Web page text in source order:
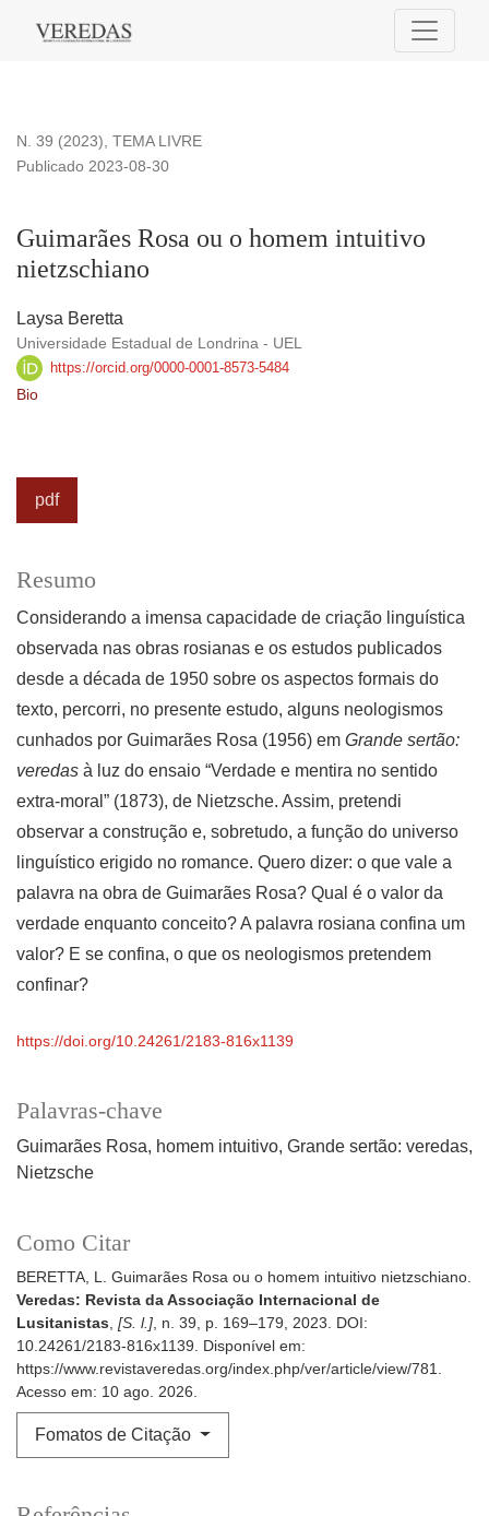
Guimarães Rosa ou o homem intuitivo nietzschiano
N. 39 (2023), TEMA LIVRE
Guimarães Rosa ou o homem intuitivo
nietzschiano
Publicado 2023-08-30
Laysa Beretta
Universidade Estadual de Londrina - UEL
https://orcid.org/0000-0001-8573-5484
Bio
pdf
Palavras-chave
Guimarães Rosa homem intuitivo Grande sertão: veredas
Nietzsche
Como Citar
BERETTA, L. Guimarães Rosa ou o homem intuitivo nietzschiano.
Veredas: Revista da Associação Internacional de
Lusitanistas, [S. l.], n. 39, p. 169–179, 2023. DOI:
10.24261/2183-816x1139. Disponível em:
https://www.revistaveredas.org/index.php/ver/article/view/781.
Acesso em: 10 ago. 2026.
Fomatos de Citação
Resumo
Considerando a imensa capacidade de criação linguística
observada nas obras rosianas e os estudos publicados
desde a década de 1950 sobre os aspectos formais do
texto, percorri, no presente estudo, alguns neologismos
cunhados por Guimarães Rosa (1956) em Grande sertão:
veredas à luz do ensaio “Verdade e mentira no sentido
extra-moral” (1873), de Nietzsche. Assim, pretendi
observar a construção e, sobretudo, a função do universo
linguístico erigido no romance. Quero dizer: o que vale a
palavra na obra de Guimarães Rosa? Qual é o valor da
verdade enquanto conceito? A palavra rosiana confina um
valor? E se confina, o que os neologismos pretendem
confinar?
https://doi.org/10.24261/2183-816x1139